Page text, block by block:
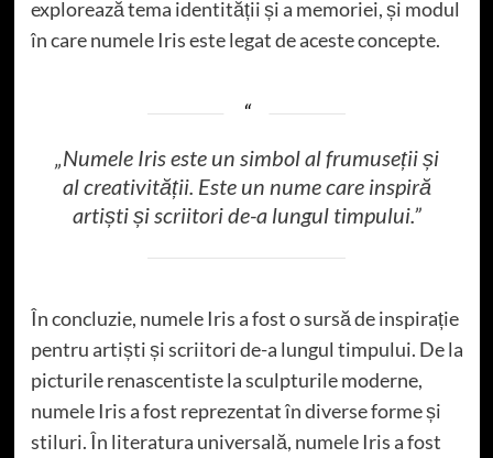
explorează tema identității și a memoriei, și modul
în care numele Iris este legat de aceste concepte.
„Numele Iris este un simbol al frumuseții și
al creativității. Este un nume care inspiră
artiști și scriitori de-a lungul timpului.”
În concluzie, numele Iris a fost o sursă de inspirație
pentru artiști și scriitori de-a lungul timpului. De la
picturile renascentiste la sculpturile moderne,
numele Iris a fost reprezentat în diverse forme și
stiluri. În literatura universală, numele Iris a fost